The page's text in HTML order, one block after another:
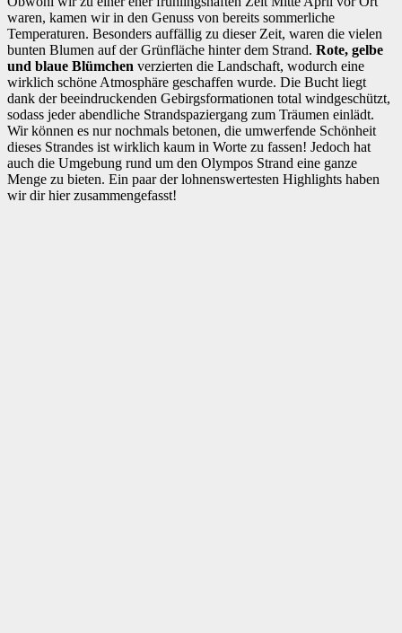
waren, kamen wir in den Genuss von bereits sommerliche
Temperaturen. Besonders auffällig zu dieser Zeit, waren die vielen
bunten Blumen auf der Grünfläche hinter dem Strand. Rote, gelbe
und blaue Blümchen verzierten die Landschaft, wodurch eine
wirklich schöne Atmosphäre geschaffen wurde. Die Bucht liegt
dank der beeindruckenden Gebirgsformationen total windgeschützt,
sodass jeder abendliche Strandspaziergang zum Träumen einlädt.
Wir können es nur nochmals betonen, die umwerfende Schönheit
dieses Strandes ist wirklich kaum in Worte zu fassen! Jedoch hat
auch die Umgebung rund um den Olympos Strand eine ganze
Menge zu bieten. Ein paar der lohnenswertesten Highlights haben
wir dir hier zusammengefasst!